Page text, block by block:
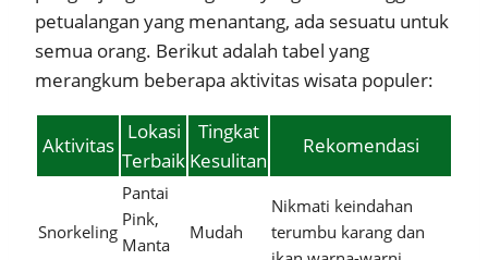
petualangan yang menantang, ada sesuatu untuk
semua orang. Berikut adalah tabel yang
merangkum beberapa aktivitas wisata populer:
Aktivitas
Lokasi
Terbaik
Tingkat
Kesulitan
Rekomendasi
Snorkeling
Pantai
Pink,
Manta
Mudah
Nikmati keindahan
terumbu karang dan